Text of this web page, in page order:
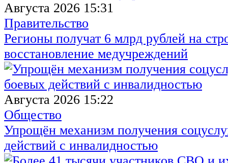
Августа 2026 15:31
Правительство
Регионы получат 6 млрд рублей на
восстановление медучреждений
Августа 2026 15:22
Общество
Упрощён механизм получения
действий с инвалидностью